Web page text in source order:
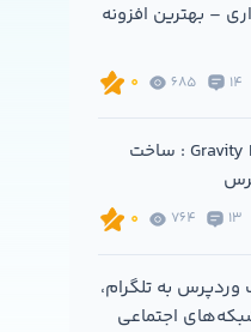
– بهترین افزونه
14
685
0
دانلود افزونه Gravity Forms : ساخت
13
764
0
به تلگرام،
اجتماعی